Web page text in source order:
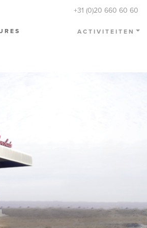
+31 (0)20 660 60 60
ACTIVITEITEN